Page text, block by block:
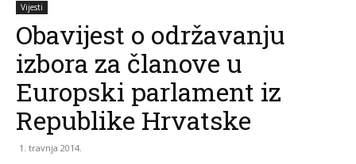
Vijesti
Obavijest o održavanju
izbora za članove u
Europski parlament iz
Republike Hrvatske
1. travnja 2014.